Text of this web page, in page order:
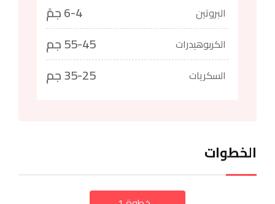
البروتين 6-4 جمً
الكربوهيدرات 55-45 جم
السكريات 35-25 جم
الخطوات